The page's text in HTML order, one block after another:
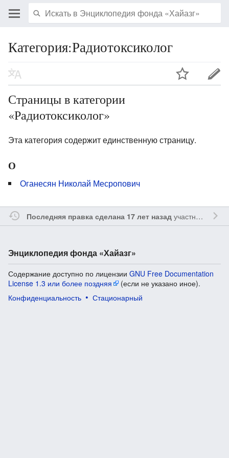
Категория:Радиотоксиколог
Страницы в категории
«Радиотоксиколог»
Эта категория содержит единственную страницу.
О
Оганесян Николай Месропович
Последняя правка сделана 17 лет назадучастником
Энциклопедия фонда «Хайазг»
Содержание доступно по лицензии GNU Free Documentation
License 1.3 или более поздняя
(если не указано иное).
Конфиденциальность
Стационарный